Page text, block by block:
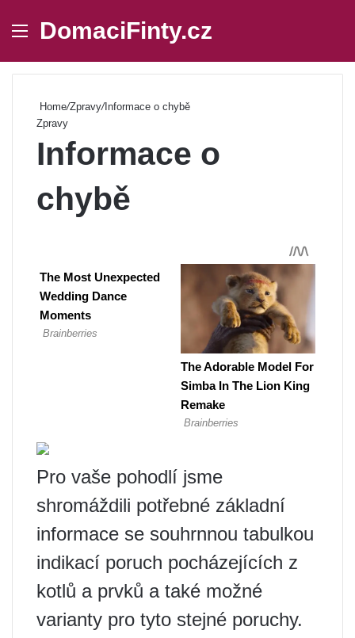
Menu
DomaciFinty.cz
Home/Zpravy/Informace o chybě
Zpravy
Informace o
chybě
Pro vaše pohodlí jsme
shromáždili potřebné základní
informace se souhrnnou tabulkou
indikací poruch pocházejících z
kotlů a prvků a také možné
varianty pro tyto stejné poruchy.